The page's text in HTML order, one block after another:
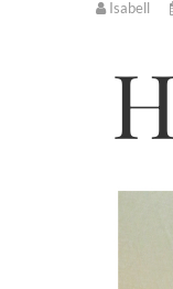
Isabell
Heute vor einem Jahr habe ich begonnen diesem Blog zu